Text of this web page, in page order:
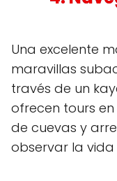
Una excelente
maravillas
través de un
ofrecen tours
de cuevas y
observar la